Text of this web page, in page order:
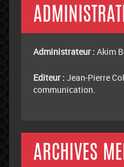
Administrateur : Akim
Editeur : Jean-Pierre
communication.
ARCHIVES